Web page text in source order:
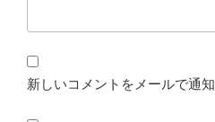
新しいコメントをメールで通知